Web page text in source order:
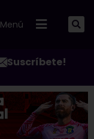
Menú
Suscríbete!